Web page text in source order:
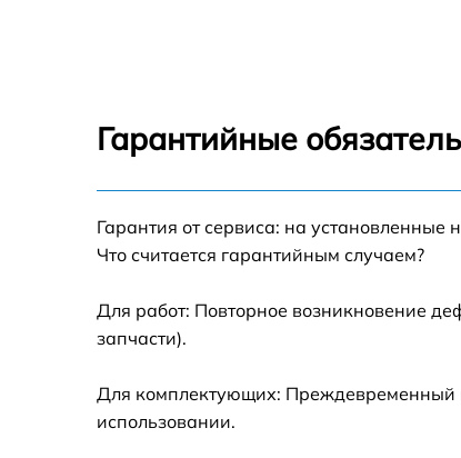
Гарантийные
Гарантия от сервиса: на
Что считается гарантийным случаем?
Для работ: Повторное возникновение
запчасти).
Для комплектующих: Преждевременный
использовании.